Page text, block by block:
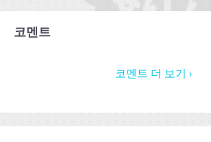
코멘트
코멘트 더 보기 ›